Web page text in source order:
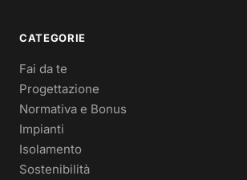
CATEGORIE
Fai da te
Progettazione
Normativa e Bonus
Impianti
Isolamento
Sostenibilità